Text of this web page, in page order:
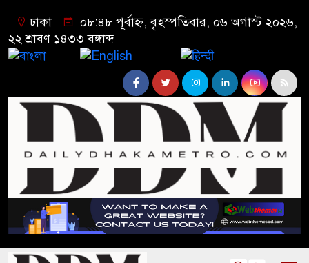
ঢাকা
০৮:৪৮ পূর্বাহ্ন, বৃহস্পতিবার, ০৬ অগাস্ট ২০২৬,
২২ শ্রাবণ ১৪৩৩ বঙ্গাব্দ